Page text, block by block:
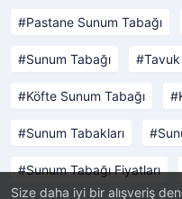
Size daha iyi bir alışveriş
Pastane Sunum Tabağı
Sunum Tabağı Tavuk
Köfte Sunum Tabağı
Sunum Tabakları
Sunum Tabağı Fiyatları